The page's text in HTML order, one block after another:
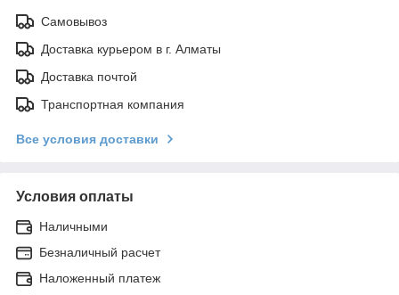
Самовывоз
Доставка курьером в г. Алматы
Доставка почтой
Транспортная компания
Все условия доставки
Условия оплаты
Наличными
Безналичный расчет
Наложенный платеж